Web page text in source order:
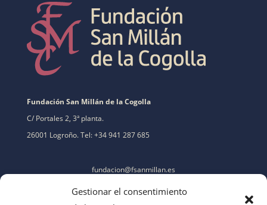
Gestionar el consentimiento
Fundación San Millán de la Cogolla
C/ Portales 2, 3ª planta.
26001 Logroño. Tel: +34 941 287 685
fundacion@fsanmillan.es